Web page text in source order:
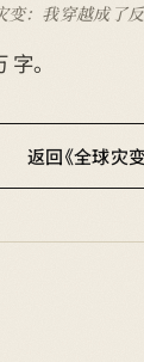
变：我穿越成了
。
返回《全球灾